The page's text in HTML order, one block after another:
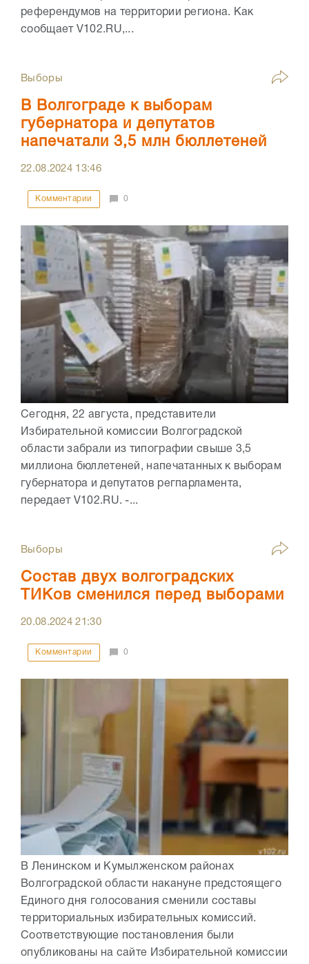
референдумов на территории региона. Как
сообщает V102.RU,...
Выборы
В Волгограде к выборам
губернатора и депутатов
напечатали 3,5 млн бюллетеней
22.08.2024 13:46
Комментарии 0
Сегодня, 22 августа, представители
Избирательной комиссии Волгоградской
области забрали из типографии свыше 3,5
миллиона бюллетеней, напечатанных к выборам
губернатора и депутатов регпарламента,
передает V102.RU. -...
Выборы
Состав двух волгоградских
ТИКов сменился перед выборами
20.08.202421:30
Комментарии 0
В Ленинском и Кумылженском районах
Волгоградской области накануне предстоящего
Единого дня голосования сменили составы
территориальных избирательных комиссий.
Соответствующие постановления были
опубликованы на сайте Избирательной комиссии